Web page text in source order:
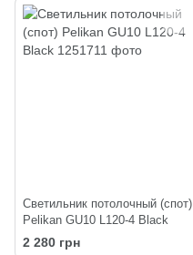
Светильник потолочный (спот)
Pelikan GU10 L120-4 Black
2 280 грн